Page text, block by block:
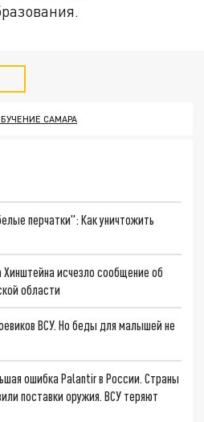
САМАРА
перчатки": Как уничтожить
исчезло сообщение об
области
ВСУ. Но беды для малышей не
ошибка Palantir в России. Страны
поставки оружия. ВСУ теряют